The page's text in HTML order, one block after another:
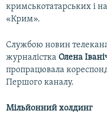
кримськотатарських і
«Крим».
Службою новин
журналістка Олена
пропрацювала
Першого каналу.
Мільйонний холдинг